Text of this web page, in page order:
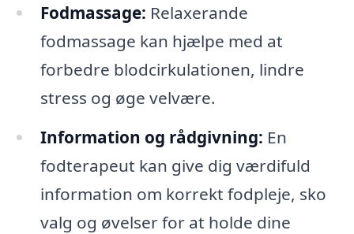
Fodmassage: Relaxerande
fodmassage kan hjælpe med at
forbedre blodcirkulationen, lindre
stress og øge velvære.
Information og rådgivning: En
fodterapeut kan give dig værdifuld
information om korrekt fodpleje, sko
valg og øvelser for at holde dine